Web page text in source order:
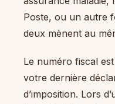
Poste, ou un autre
deux mènent au
Le numéro fiscal
votre dernière
d’imposition. Lors